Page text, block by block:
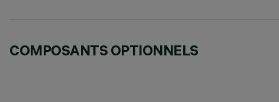
COMPOSANTS OPTIONNELS